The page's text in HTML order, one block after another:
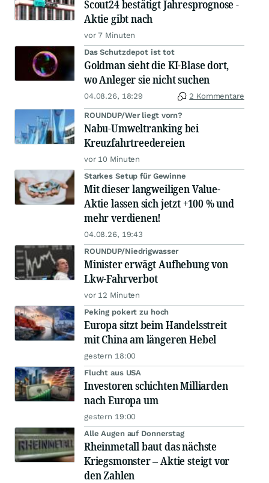
Scout24 bestätigt Jahresprognose -
Aktie gibt nach
vor 7 Minuten
Das Schutzdepot ist tot
Goldman sieht die KI-Blase dort,
wo Anleger sie nicht suchen
04.08.26, 18:29 2 Kommentare
ROUNDUP/Wer liegt vorn?
Nabu-Umweltranking bei
Kreuzfahrtreedereien
vor 10 Minuten
Starkes Setup für Gewinne
Mit dieser langweiligen Value-
Aktie lassen sich jetzt +100 % und
mehr verdienen!
04.08.26, 19:43
ROUNDUP/Niedrigwasser
Minister erwägt Aufhebung von
Lkw-Fahrverbot
vor 12 Minuten
Peking pokert zu hoch
Europa sitzt beim Handelsstreit
mit China am längeren Hebel
gestern 18:00
Flucht aus USA
Investoren schichten Milliarden
nach Europa um
gestern 19:00
Alle Augen auf Donnerstag
Rheinmetall baut das nächste
Kriegsmonster – Aktie steigt vor
den Zahlen